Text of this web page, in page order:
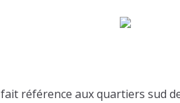
fait référence aux quartiers sud